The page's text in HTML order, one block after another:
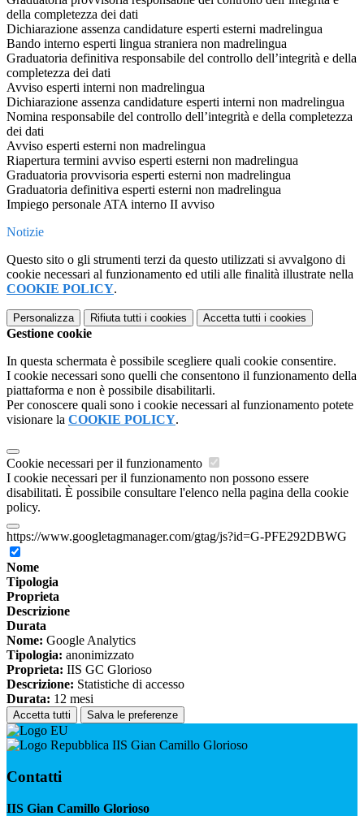
della completezza dei dati
Dichiarazione assenza candidature esperti esterni madrelingua
Bando interno esperti lingua straniera non madrelingua
Graduatoria definitiva responsabile del controllo dell’integrità e della
completezza dei dati
Avviso esperti interni non madrelingua
Dichiarazione assenza candidature esperti interni non madrelingua
Nomina responsabile del controllo dell’integrità e della completezza
dei dati
Avviso esperti esterni non madrelingua
Riapertura termini avviso esperti esterni non madrelingua
Graduatoria provvisoria esperti esterni non madrelingua
Graduatoria definitiva esperti esterni non madrelingua
Impiego personale ATA interno II avviso
Notizie
Questo sito o gli strumenti terzi da questo utilizzati si avvalgono di
cookie necessari al funzionamento ed utili alle finalità illustrate nella
COOKIE POLICY.
Personalizza Rifiuta tutti i cookies Accetta tutti i cookies
Gestione cookie
In questa schermata è possibile scegliere quali cookie consentire.
I cookie necessari sono quelli che consentono il funzionamento della
piattaforma e non è possibile disabilitarli.
Per conoscere quali sono i cookie necessari al funzionamento potete
visionare la COOKIE POLICY.
Cookie necessari per il funzionamento
I cookie necessari per il funzionamento non possono essere
disabilitati. È possibile consultare l'elenco nella pagina della cookie
policy.
https://www.googletagmanager.com/gtag/js?id=G-PFE292DBWG
Nome
Tipologia
Proprieta
Descrizione
Durata
Nome: Google Analytics
Tipologia: anonimizzato
Proprieta: IIS GC Glorioso
Descrizione: Statistiche di accesso
Durata: 12 mesi
Accetta tutti Salva le preferenze
IIS Gian Camillo Glorioso
Contatti
IIS Gian Camillo Glorioso